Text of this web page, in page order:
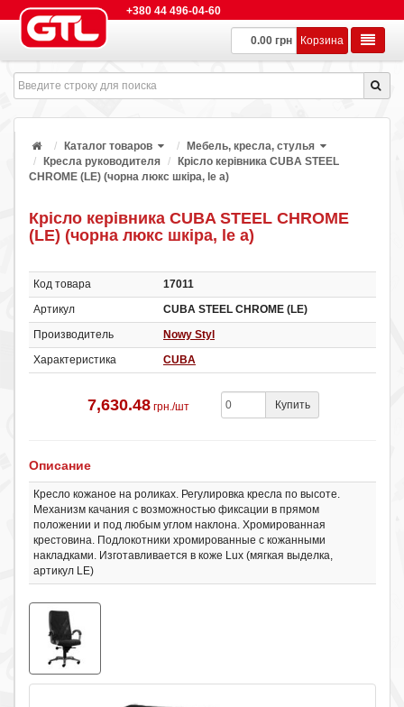
+380 44 496-04-60
0.00 грн Корзина
Каталог товаров
Мебель, кресла, стулья
Кресла руководителя
Крісло керівника CUBA STEEL
CHROME (LE) (чорна люкс шкіра, le a)
Крісло керівника CUBA STEEL CHROME
(LE) (чорна люкс шкіра, le a)
Код товара
17011
Артикул
CUBA STEEL CHROME (LE)
Производитель
Nowy Styl
Характеристика
CUBA
7,630.48 грн./шт Купить
Описание
Кресло кожаное на роликах. Регулировка кресла по высоте.
Механизм качания с возможностью фиксации в прямом
положении и под любым углом наклона. Хромированная
крестовина. Подлокотники хромированные с кожанными
накладками. Изготавливается в коже Lux (мягкая выделка,
артикул LE)